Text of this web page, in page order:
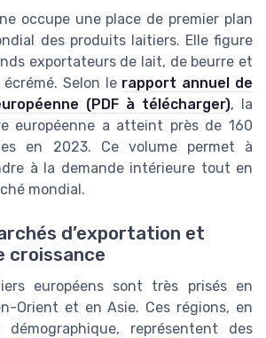
occupe une place de premier plan
des produits laitiers. Elle figure
exportateurs de lait, de beurre et
Selon le rapport annuel de
(PDF à télécharger), la
européenne a atteint près de 160
en 2023. Ce volume permet à
à la demande intérieure tout en
mondial.
d’exportation et
croissance
européens sont très prisés en
Orient et en Asie. Ces régions, en
représentent des